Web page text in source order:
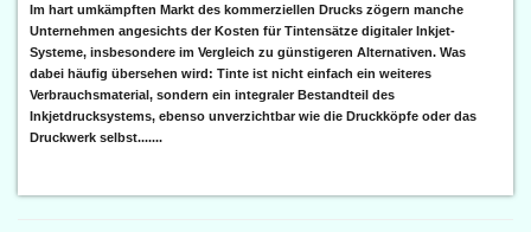
Im hart umkämpften Markt des kommerziellen Drucks zögern manche
Unternehmen angesichts der Kosten für Tintensätze digitaler Inkjet-
Systeme, insbesondere im Vergleich zu günstigeren Alternativen. Was
dabei häufig übersehen wird: Tinte ist nicht einfach ein weiteres
Verbrauchsmaterial, sondern ein integraler Bestandteil des
Inkjetdrucksystems, ebenso unverzichtbar wie die Druckköpfe oder das
Druckwerk selbst.......